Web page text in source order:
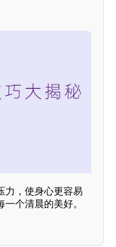
力，使身心更容易
个清晨的美好。